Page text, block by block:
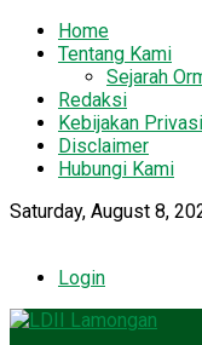
Home
Tentang Kami
Sejarah
Redaksi
Kebijakan Privasi
Disclaimer
Hubungi Kami
Saturday, August 8,
Login